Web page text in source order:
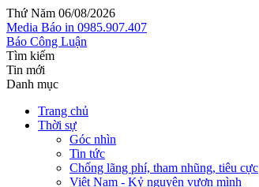
Thứ Năm 06/08/2026
Media Báo in 0985.907.407
Báo Công Luận
Tìm kiếm
Tin mới
Danh mục
Trang chủ
Thời sự
Góc nhìn
Tin tức
Chống lãng phí, tham nhũng, tiêu cực
Việt Nam - Kỷ nguyên vươn mình